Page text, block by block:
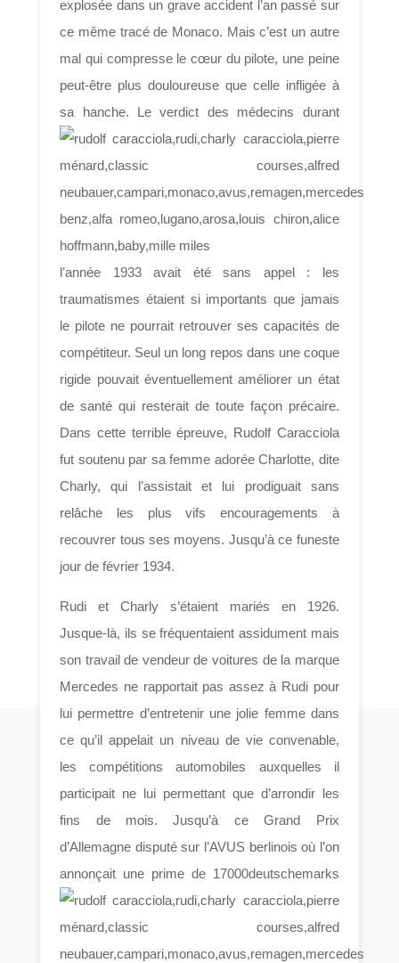
explosée dans un grave accident l’an passé sur
ce même tracé de Monaco. Mais c’est un autre
mal qui compresse le cœur du pilote, une peine
peut-être plus douloureuse que celle infligée à
sa hanche. Le verdict des médecins durant
l’année 1933 avait été sans appel : les
traumatismes étaient si importants que jamais
le pilote ne pourrait retrouver ses capacités de
compétiteur. Seul un long repos dans une coque
rigide pouvait éventuellement améliorer un état
de santé qui resterait de toute façon précaire.
Dans cette terrible épreuve, Rudolf Caracciola
fut soutenu par sa femme adorée Charlotte, dite
Charly, qui l’assistait et lui prodiguait sans
relâche les plus vifs encouragements à
recouvrer tous ses moyens. Jusqu’à ce funeste
jour de février 1934.
Rudi et Charly s’étaient mariés en 1926.
Jusque-là, ils se fréquentaient assidument mais
son travail de vendeur de voitures de la marque
Mercedes ne rapportait pas assez à Rudi pour
lui permettre d’entretenir une jolie femme dans
ce qu’il appelait un niveau de vie convenable,
les compétitions automobiles auxquelles il
participait ne lui permettant que d’arrondir les
fins de mois. Jusqu’à ce Grand Prix
d’Allemagne disputé sur l’AVUS berlinois où l’on
annonçait une prime de 17000deutschemarks